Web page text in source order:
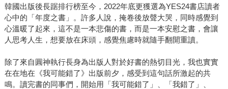
韓國出版後長踞排行榜至今，2022年底更獲選為YES24書店讀者
心中的「年度之書」。許多人說，掩卷後放聲大哭，同時感覺到
心溫暖了起來，這不是一本悲傷的書，而是一本安慰之書，會讓
人思考人生，想要放在床頭，感覺焦慮時就隨手翻開重讀。
除了來自圓神執行長身為出版人對於好書的熱切目光，我也實實
在在地在《我可能錯了》出版前夕，感受到這句話所激起的共
鳴。讀完書的同事們，開始用「我可能錯了」、「我錯了」、